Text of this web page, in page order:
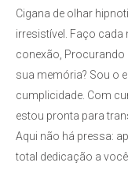
Cigana de olhar
irresistível. Faço
conexão, Procurando
sua memória? Sou o
cumplicidade. Com
estou pronta para
Aqui não há pressa:
total dedicação a